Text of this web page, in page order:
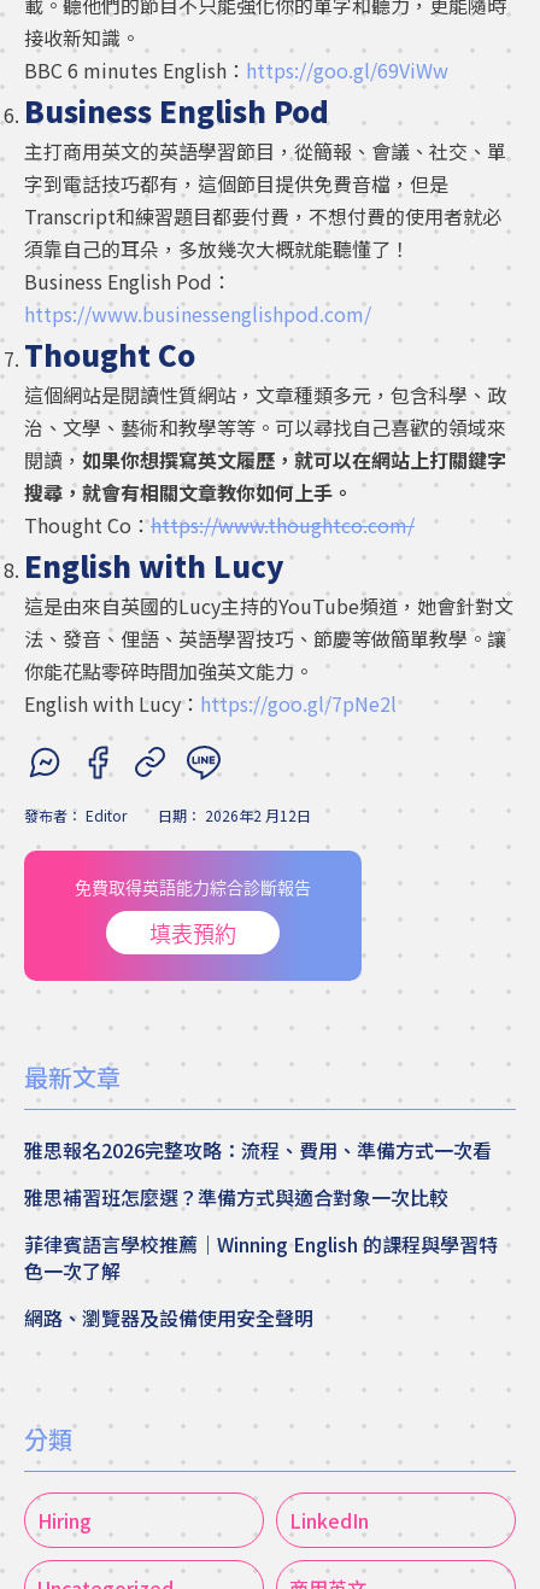
接收新知識。
BBC 6 minutes English： https://goo.gl/69ViWw
Business English Pod
主打商用英文的英語學習節目，從簡報、會議、社交、單
字到電話技巧都有，這個節目提供免費音檔，但是
Transcript和練習題目都要付費，不想付費的使用者就必
須靠自己的耳朵，多放幾次大概就能聽懂了！
Business English Pod：
https://www.businessenglishpod.com/
Thought Co
這個網站是閱讀性質網站，文章種類多元，包含科學、政
治、文學、藝術和教學等等。可以尋找自己喜歡的領域來
閱讀，如果你想撰寫英文履歷，就可以在網站上打關鍵字
搜尋，就會有相關文章教你如何上手。
Thought Co：https://www.thoughtco.com/
English with Lucy
這是由來自英國的Lucy主持的YouTube頻道，她會針對文
法、發音、俚語、英語學習技巧、節慶等做簡單教學。讓
你能花點零碎時間加強英文能力。
English with Lucy： https://goo.gl/7pNe2l
發布者： Editor 日期： 2026年2 月12日
免費取得英語能力綜合診斷報告
填表預約
最新文章
雅思報名2026完整攻略：流程、費用、準備方式一次看
雅思補習班怎麼選？準備方式與適合對象一次比較
菲律賓語言學校推薦｜Winning English 的課程與學習特
色一次了解
網路、瀏覽器及設備使用安全聲明
分類
Hiring LinkedIn